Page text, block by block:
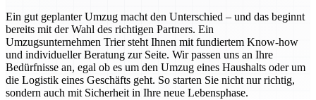
Ein gut geplanter Umzug macht den Unterschied – und das beginnt
bereits mit der Wahl des richtigen Partners. Ein
Umzugsunternehmen Trier steht Ihnen mit fundiertem Know-how
und individueller Beratung zur Seite. Wir passen uns an Ihre
Bedürfnisse an, egal ob es um den Umzug eines Haushalts oder um
die Logistik eines Geschäfts geht. So starten Sie nicht nur richtig,
sondern auch mit Sicherheit in Ihre neue Lebensphase.